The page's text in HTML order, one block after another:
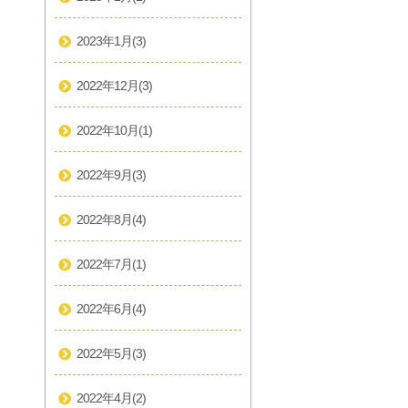
2023年1月(3)
2022年12月(3)
2022年10月(1)
2022年9月(3)
2022年8月(4)
2022年7月(1)
2022年6月(4)
2022年5月(3)
2022年4月(2)